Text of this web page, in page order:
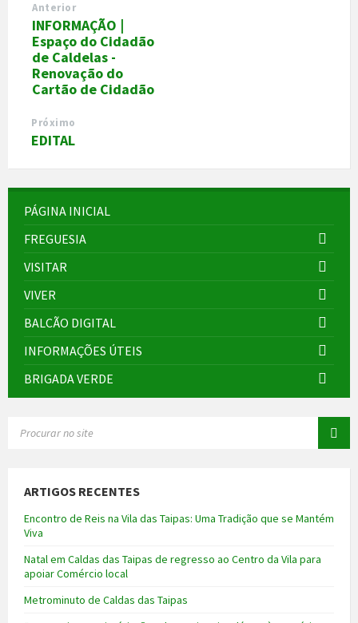
Anterior
INFORMAÇÃO |
Espaço do Cidadão
de Caldelas -
Renovação do
Cartão de Cidadão
Próximo
EDITAL
PÁGINA INICIAL
FREGUESIA
VISITAR
VIVER
BALCÃO DIGITAL
INFORMAÇÕES ÚTEIS
BRIGADA VERDE
ARTIGOS RECENTES
Encontro de Reis na Vila das Taipas: Uma Tradição que se Mantém
Viva
Natal em Caldas das Taipas de regresso ao Centro da Vila para
apoiar Comércio local
Metrominuto de Caldas das Taipas